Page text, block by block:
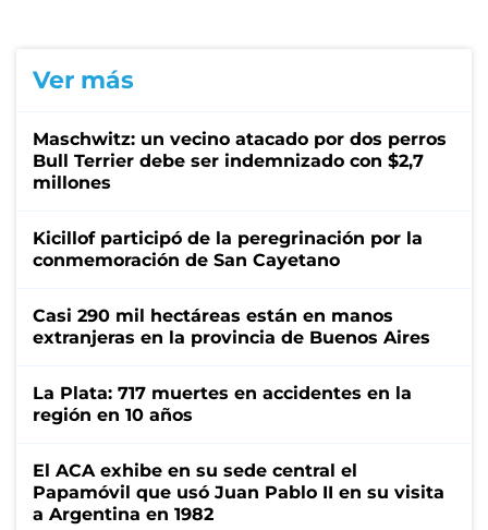
Ver más
Maschwitz: un vecino atacado por dos perros
Bull Terrier debe ser indemnizado con $2,7
millones
Kicillof participó de la peregrinación por la
conmemoración de San Cayetano
Casi 290 mil hectáreas están en manos
extranjeras en la provincia de Buenos Aires
La Plata: 717 muertes en accidentes en la
región en 10 años
El ACA exhibe en su sede central el
Papamóvil que usó Juan Pablo II en su visita
a Argentina en 1982